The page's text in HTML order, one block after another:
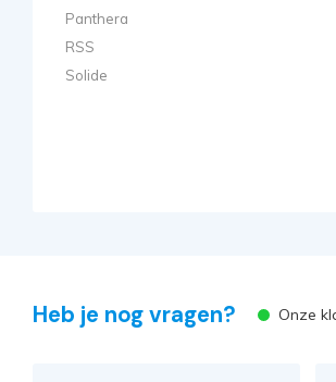
Panthera
RSS
Solide
Heb je nog vragen? Onze